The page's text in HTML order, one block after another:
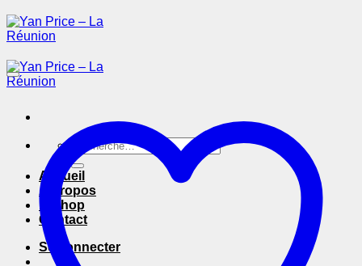
Passer
au
contenu
Recherche
pour :
Accueil
A Propos
E-Shop
Contact
Se connecter